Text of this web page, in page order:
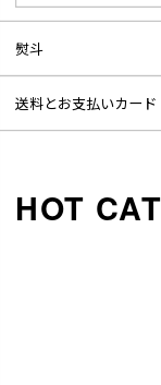
熨斗
送料とお支払いカード